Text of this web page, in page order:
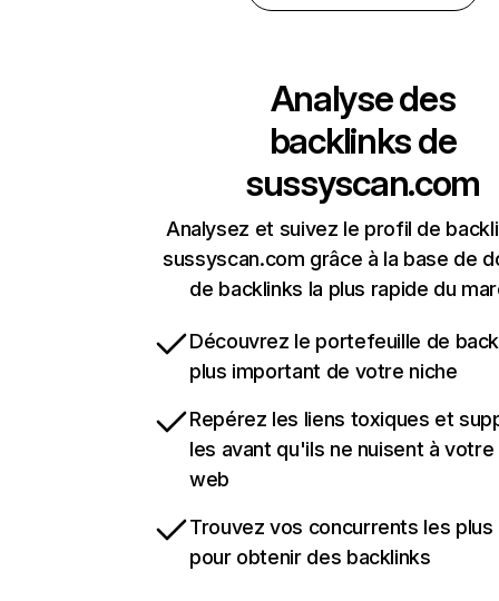
Analyse des
backlinks de
sussyscan.com
Analysez et suivez le profil de
sussyscan.com grâce à la base de
de backlinks la plus rapide du
Découvrez le portefeuille de
plus important de votre niche
Repérez les liens toxiques et
les avant qu'ils ne nuisent à
web
Trouvez vos concurrents les
pour obtenir des backlinks